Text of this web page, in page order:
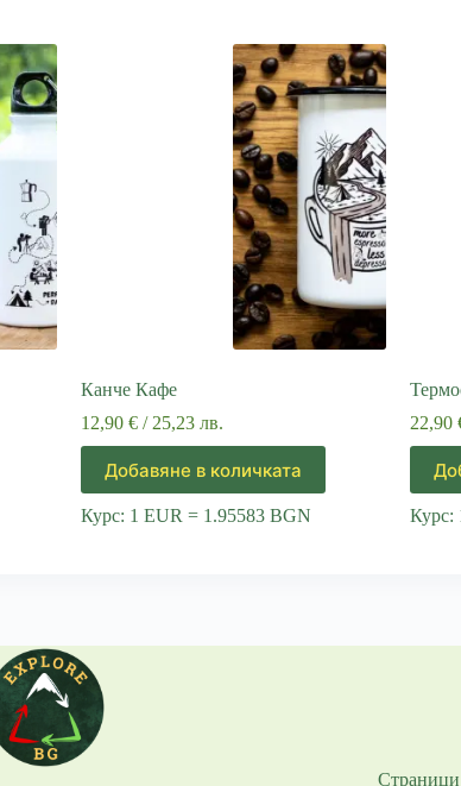
Канче Кафе
12,90 €/ 25,23 лв.
Добавяне в количката
Курс: 1 EUR = 1.95583 BGN
22,90
Курс:
Страници